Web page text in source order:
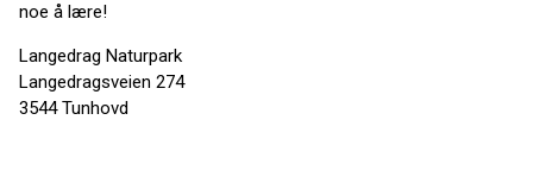
noe å lære!
Langedrag Naturpark
Langedragsveien 274
3544 Tunhovd